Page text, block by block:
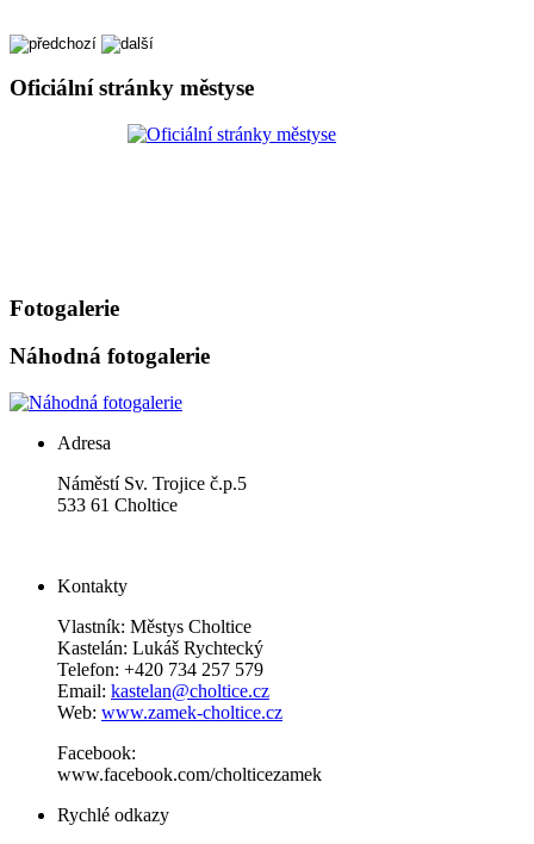
Oficiální stránky městyse
Fotogalerie
Náhodná fotogalerie
Adresa
Náměstí Sv. Trojice č.p.5
533 61 Choltice
Kontakty
Vlastník: Městys Choltice
Kastelán: Lukáš Rychtecký
Telefon: +420 734 257 579
Email: kastelan@choltice.cz
Web: www.zamek-choltice.cz
Facebook:
www.facebook.com/cholticezamek
Rychlé odkazy